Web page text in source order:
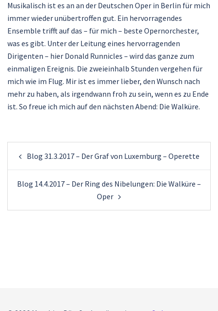
Musikalisch ist es an an der Deutschen Oper in Berlin für mich
immer wieder unübertroffen gut. Ein hervorragendes
Ensemble trifft auf das – für mich – beste Opernorchester,
was es gibt. Unter der Leitung eines hervorragenden
Dirigenten – hier Donald Runnicles – wird das ganze zum
einmaligen Ereignis. Die zweieinhalb Stunden vergehen für
mich wie im Flug. Mir ist es immer lieber, den Wunsch nach
mehr zu haben, als irgendwann froh zu sein, wenn es zu Ende
ist. So freue ich mich auf den nächsten Abend: Die Walküre.
Blog 31.3.2017 – Der Graf von Luxemburg – Operette
Blog 14.4.2017 – Der Ring des Nibelungen: Die Walküre –
Oper